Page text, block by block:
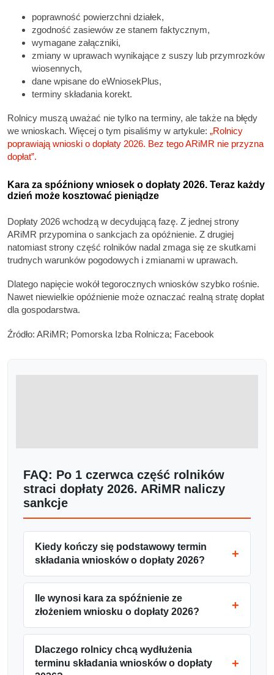
poprawność powierzchni działek,
zgodność zasiewów ze stanem faktycznym,
wymagane załączniki,
zmiany w uprawach wynikające z suszy lub przymrozków
wiosennych,
dane wpisane do eWniosekPlus,
terminy składania korekt.
Rolnicy muszą uważać nie tylko na terminy, ale także na błędy
we wnioskach. Więcej o tym pisaliśmy w artykule: „Rolnicy
poprawiają wnioski o dopłaty 2026. Bez tego ARiMR nie przyzna
dopłat”.
Kara za spóźniony wniosek o dopłaty 2026. Teraz każdy
dzień może kosztować pieniądze
Dopłaty 2026 wchodzą w decydującą fazę. Z jednej strony
ARiMR przypomina o sankcjach za opóźnienie. Z drugiej
natomiast strony część rolników nadal zmaga się ze skutkami
trudnych warunków pogodowych i zmianami w uprawach.
Dlatego napięcie wokół tegorocznych wniosków szybko rośnie.
Nawet niewielkie opóźnienie może oznaczać realną stratę dopłat
dla gospodarstwa.
Źródło: ARiMR; Pomorska Izba Rolnicza; Facebook
FAQ: Po 1 czerwca część rolników
straci dopłaty 2026. ARiMR naliczy
sankcje
Kiedy kończy się podstawowy termin
składania wniosków o dopłaty 2026?
Ile wynosi kara za spóźnienie ze
złożeniem wniosku o dopłaty 2026?
Dlaczego rolnicy chcą wydłużenia
terminu składania wniosków o dopłaty